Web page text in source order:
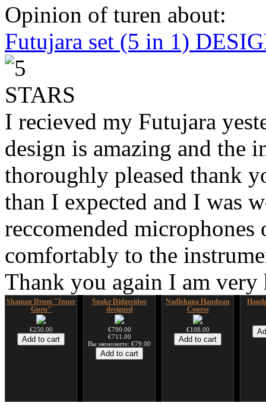
Opinion of turen about:
Futujara set (5 in 1)
I recieved my Futujara
design is amazing and the
thoroughly pleased thank
than I expected and I was
reccomended
comfortably to the
Thank you again I am
Shaman Drum "Inner
Guru"
€250.00
Snake Didgeridoo
designed
€790.00
€711.00
Вы экономите: €79.00
Nadishana Handpan
Course
€108.00